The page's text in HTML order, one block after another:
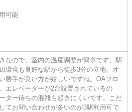
可能
なので、室内の温度調整が簡単です。駅
環境も良好な駅から徒歩3分の立地。オ
勝手が良い方が嬉しいですね。OAフロ
エレベーターが2台設置されているの
ター待ちの混雑も起きにくいです。こだ
てお問い合わせが多いのが3駅利用可で